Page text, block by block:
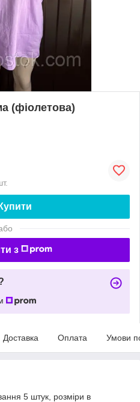
(фіолетова)
Купити
з
Доставка Оплата Умови
5 штук, розміри в